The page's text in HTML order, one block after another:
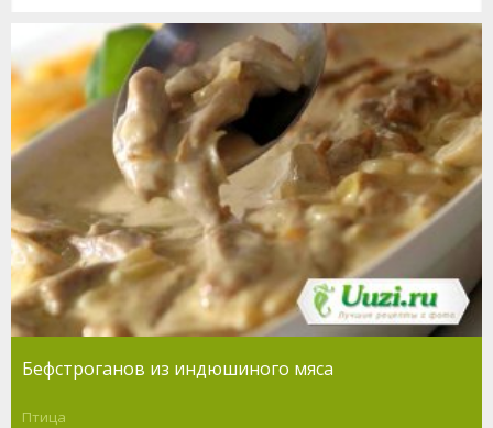
Бефстроганов из индюшиного мяса
Птица